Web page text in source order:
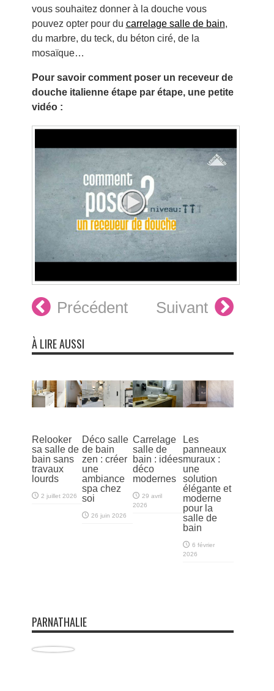
vous souhaitez donner à la douche vous
pouvez opter pour du carrelage salle de bain,
du marbre, du teck, du béton ciré, de la
mosaïque…
Pour savoir comment poser un receveur de
douche italienne étape par étape, une petite
vidéo :
Précédent Suivant
À LIRE AUSSI
Relooker
sa salle de
bain sans
travaux
lourds
2 juillet 2026
Déco salle
de bain
zen : créer
une
ambiance
spa chez
soi
26 juin 2026
Carrelage
salle de
bain : idées
déco
modernes
29 avril
2026
Les
panneaux
muraux :
une
solution
élégante et
moderne
pour la
salle de
bain
6 février
2026
PARNATHALIE